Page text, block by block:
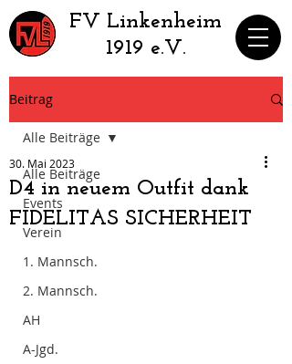
​FV Linkenheim
1919 e.V.
Beitrag
Alle Beiträge
Events
Verein
1. Mannsch.
2. Mannsch.
AH
A-Jgd.
Alle Beiträge
D4 in neuem Outfit dank
FIDELITAS SICHERHEIT
30. Mai 2023